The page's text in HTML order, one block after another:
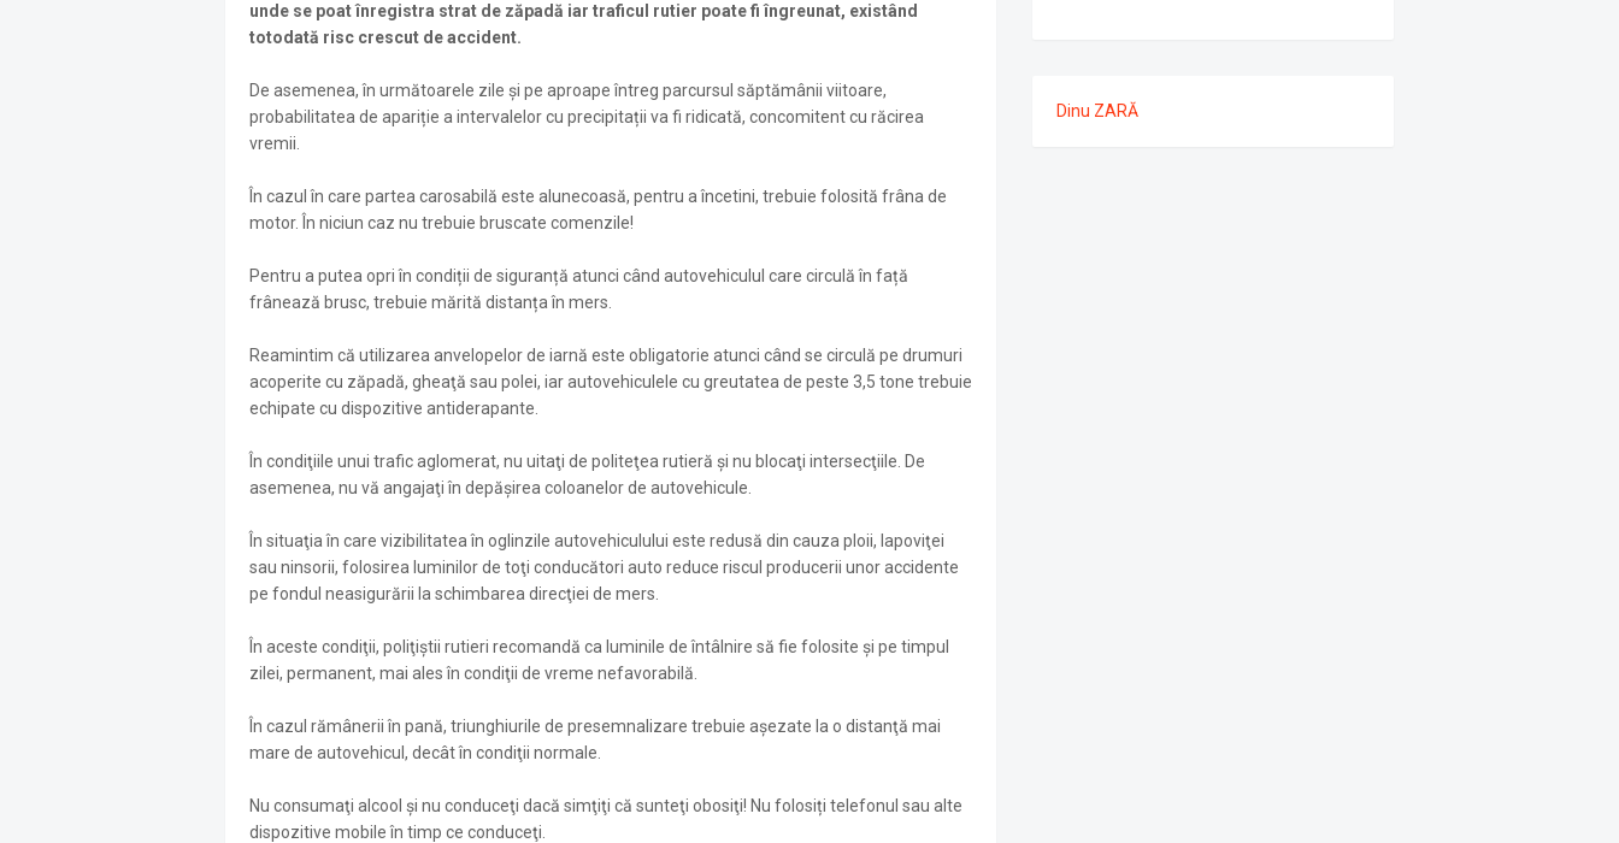
unde se poat înregistra strat de zăpadă iar traficul rutier poate fi îngreunat, existând
totodată risc crescut de accident.
De asemenea, în următoarele zile și pe aproape întreg parcursul săptămânii viitoare,
probabilitatea de apariție a intervalelor cu precipitații va fi ridicată, concomitent cu răcirea
vremii.
În cazul în care partea carosabilă este alunecoasă, pentru a încetini, trebuie folosită frâna de
motor. În niciun caz nu trebuie bruscate comenzile!
Pentru a putea opri în condiții de siguranță atunci când autovehiculul care circulă în față
frânează brusc, trebuie mărită distanța în mers.
Reamintim că utilizarea anvelopelor de iarnă este obligatorie atunci când se circulă pe drumuri
acoperite cu zăpadă, gheaţă sau polei, iar autovehiculele cu greutatea de peste 3,5 tone trebuie
echipate cu dispozitive antiderapante.
În condiţiile unui trafic aglomerat, nu uitaţi de politeţea rutieră şi nu blocaţi intersecţiile. De
asemenea, nu vă angajaţi în depăşirea coloanelor de autovehicule.
În situaţia în care vizibilitatea în oglinzile autovehiculului este redusă din cauza ploii, lapoviţei
sau ninsorii, folosirea luminilor de toţi conducători auto reduce riscul producerii unor accidente
pe fondul neasigurării la schimbarea direcţiei de mers.
În aceste condiţii, poliţiştii rutieri recomandă ca luminile de întâlnire să fie folosite şi pe timpul
zilei, permanent, mai ales în condiţii de vreme nefavorabilă.
În cazul rămânerii în pană, triunghiurile de presemnalizare trebuie aşezate la o distanţă mai
mare de autovehicul, decât în condiţii normale.
Nu consumaţi alcool şi nu conduceţi dacă simţiţi că sunteţi obosiţi! Nu folosiți telefonul sau alte
dispozitive mobile în timp ce conduceţi.
Dinu ZARĂ